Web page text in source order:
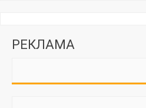
РЕКЛАМА